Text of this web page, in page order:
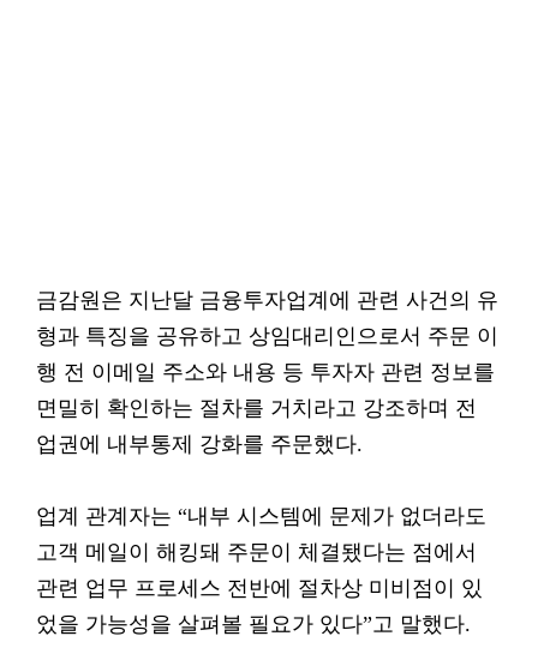
금감원은 지난달 금융투자업계에 관련 사건의 유
형과 특징을 공유하고 상임대리인으로서 주문 이
행 전 이메일 주소와 내용 등 투자자 관련 정보를
면밀히 확인하는 절차를 거치라고 강조하며 전
업권에 내부통제 강화를 주문했다.
업계 관계자는 “내부 시스템에 문제가 없더라도
고객 메일이 해킹돼 주문이 체결됐다는 점에서
관련 업무 프로세스 전반에 절차상 미비점이 있
었을 가능성을 살펴볼 필요가 있다”고 말했다.